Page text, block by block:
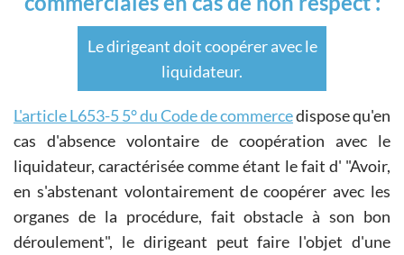
Le dirigeant doit coopérer avec le
liquidateur.
L'article L653-5 5° du Code de commercedispose qu'en
cas d'absence volontaire de coopération avec le
liquidateur, caractérisée comme étant le fait d' "Avoir,
en s'abstenant volontairement de coopérer avec les
organes de la procédure, fait obstacle à son bon
déroulement", le dirigeant peut faire l'objet d'une